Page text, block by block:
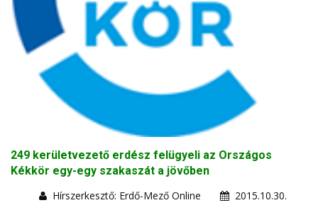
249 kerületvezető erdész felügyeli az Országos
Kékkör egy-egy szakaszát a jövőben
Hírszerkesztő: Erdő-Mező Online
2015.10.30.